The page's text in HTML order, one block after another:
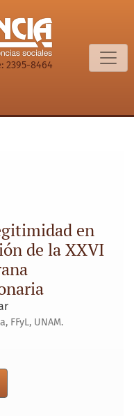
México. De la
2395-8464
en
de la XXVI
FFyL, UNAM.